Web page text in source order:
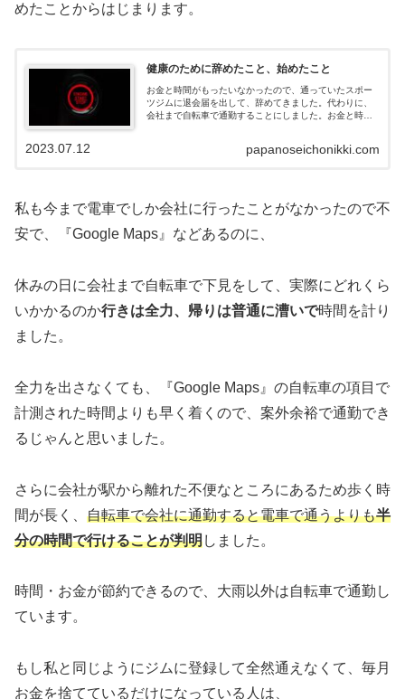
めたことからはじまります。
健康のために辞めたこと、始めたこと
お金と時間がもったいなかったので、通っていたスポー
ツジムに退会届を出して、辞めてきました。代わりに、
会社まで自転車で通勤することにしました。お金と時間
papanoseichonikki.com
2023.07.12
私も今まで電車でしか会社に行ったことがなかったので不
安で、『Google Maps』などあるのに、
休みの日に会社まで自転車で下見をして、実際にどれくら
いかかるのか行きは全力、帰りは普通に漕いで時間を計り
ました。
全力を出さなくても、『Google Maps』の自転車の項目で
計測された時間よりも早く着くので、案外余裕で通勤でき
るじゃんと思いました。
さらに会社が駅から離れた不便なところにあるため歩く時
間が長く、 自転車で会社に通勤すると電車で通うよりも半
分の時間で行けることが判明しました。
時間・お金が節約できるので、大雨以外は自転車で通勤し
ています。
もし私と同じようにジムに登録して全然通えなくて、毎月
お金を捨てているだけになっている人は、